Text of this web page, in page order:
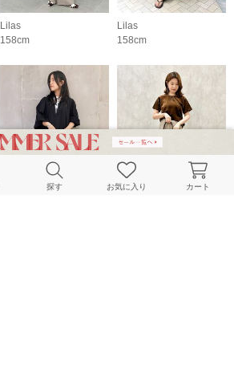
Lilas
158cm
Lilas
158cm
探す お気に入り カート